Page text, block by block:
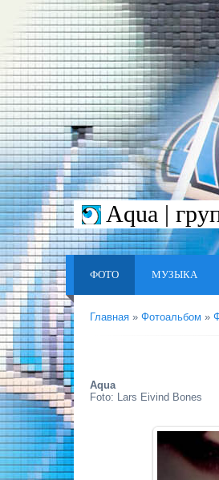
Aqua |
ФОТО МУЗЫКА
Главная » Фотоальбом »
Aqua
Foto: Lars Eivind Bones